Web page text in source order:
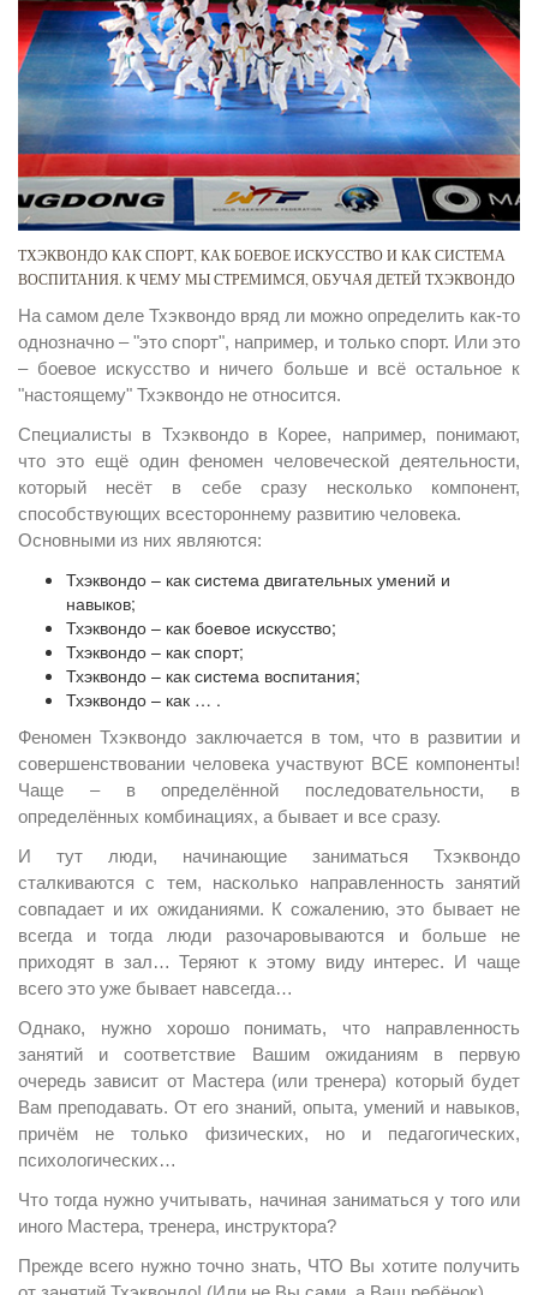
ТХЭКВОНДО КАК СПОРТ, КАК БОЕВОЕ ИСКУССТВО И КАК СИСТЕМА
ВОСПИТАНИЯ. К ЧЕМУ МЫ СТРЕМИМСЯ, ОБУЧАЯ ДЕТЕЙ ТХЭКВОНДО
На самом деле Тхэквондо вряд ли можно определить как-то
однозначно – "это спорт", например, и только спорт. Или это
– боевое искусство и ничего больше и всё остальное к
"настоящему" Тхэквондо не относится.
Специалисты в Тхэквондо в Корее, например, понимают,
что это ещё один феномен человеческой деятельности,
который несёт в себе сразу несколько компонент,
способствующих всестороннему развитию человека.
Основными из них являются:
Тхэквондо – как система двигательных умений и
навыков;
Тхэквондо – как боевое искусство;
Тхэквондо – как спорт;
Тхэквондо – как система воспитания;
Тхэквондо – как … .
Феномен Тхэквондо заключается в том, что в развитии и
совершенствовании человека участвуют ВСЕ компоненты!
Чаще – в определённой последовательности, в
определённых комбинациях, а бывает и все сразу.
И тут люди, начинающие заниматься Тхэквондо
сталкиваются c тем, насколько направленность занятий
совпадает и их ожиданиями. К сожалению, это бывает не
всегда и тогда люди разочаровываются и больше не
приходят в зал… Теряют к этому виду интерес. И чаще
всего это уже бывает навсегда…
Однако, нужно хорошо понимать, что направленность
занятий и соответствие Вашим ожиданиям в первую
очередь зависит от Мастера (или тренера) который будет
Вам преподавать. От его знаний, опыта, умений и навыков,
причём не только физических, но и педагогических,
психологических…
Что тогда нужно учитывать, начиная заниматься у того или
иного Мастера, тренера, инструктора?
Прежде всего нужно точно знать, ЧТО Вы хотите получить